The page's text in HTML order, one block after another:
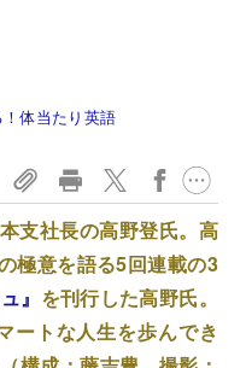
体当たり英語
支社長の高野登氏。高
極意を語る5回連載の3
』 を刊行した高野氏。
ートな人生を歩んでき